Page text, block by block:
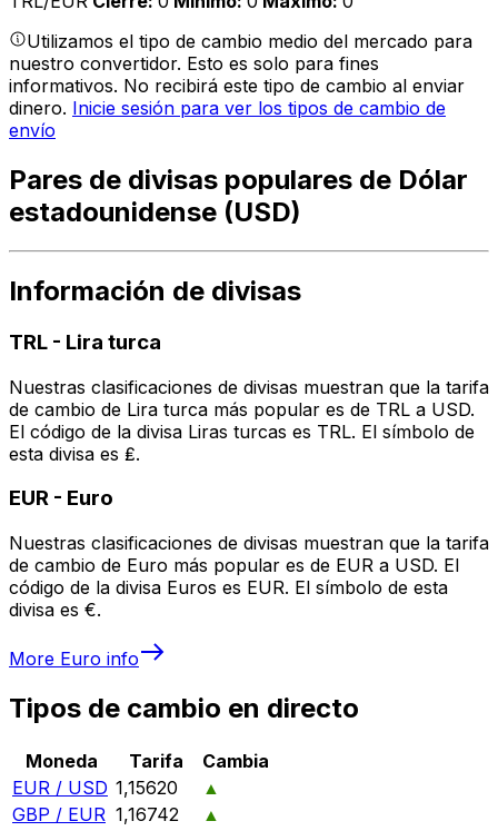
Utilizamos el tipo de cambio medio del mercado para
nuestro convertidor. Esto es solo para fines
informativos. No recibirá este tipo de cambio al enviar
dinero. Inicie sesión para ver los tipos de cambio de
envío
Pares de divisas populares de Dólar
estadounidense (USD)
Información de divisas
TRL - Lira turca
Nuestras clasificaciones de divisas muestran que la tarifa
de cambio de Lira turca más popular es de TRL a USD.
El código de la divisa Liras turcas es TRL. El símbolo de
esta divisa es ₤.
EUR - Euro
Nuestras clasificaciones de divisas muestran que la tarifa
de cambio de Euro más popular es de EUR a USD. El
código de la divisa Euros es EUR. El símbolo de esta
divisa es €.
More Euro info
Tipos de cambio en directo
Moneda Tarifa
Cambia
EUR / USD 1,15620
▲
GBP / EUR 1,16742
▲